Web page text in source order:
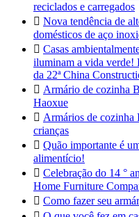
reciclados e carregados
 Nova tendência de
domésticos de aço
 Casas
iluminam a vida verde!
da 22ª China
 Armário de cozinha
Haoxue
 Armários de cozinha
crianças
 Quão importante é
alimentício!
 Celebração do 14 °
Home Furniture
 Como fazer seu